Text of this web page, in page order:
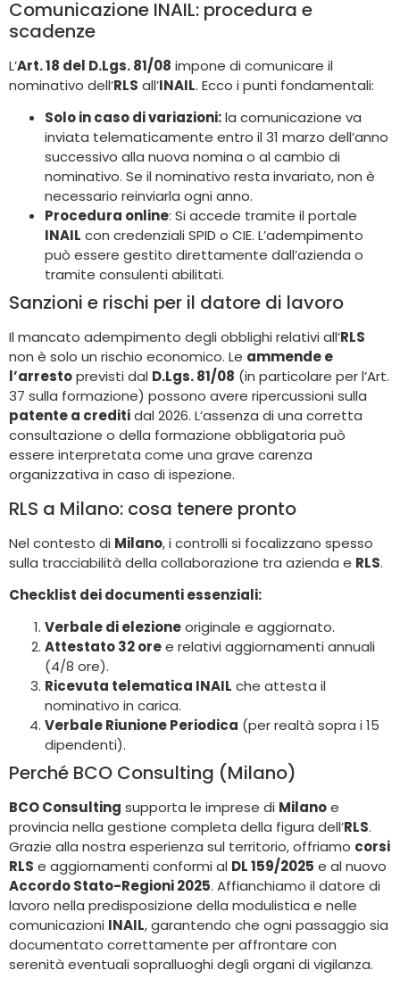
Comunicazione INAIL: procedura e
scadenze
L’Art. 18 del D.Lgs. 81/08 impone di comunicare il
nominativo dell’RLS all’INAIL. Ecco i punti fondamentali:
Solo in caso di variazioni:la comunicazione va
inviata telematicamente entro il 31 marzo dell’anno
successivo alla nuova nomina o al cambio di
nominativo. Se il nominativo resta invariato, non è
necessario reinviarla ogni anno.
Procedura online: Si accede tramite il portale
INAIL con credenziali SPID o CIE. L’adempimento
può essere gestito direttamente dall’azienda o
tramite consulenti abilitati.
Sanzioni e rischi per il datore di lavoro
Il mancato adempimento degli obblighi relativi all’RLS
non è solo un rischio economico. Le ammende e
l’arrestoprevisti dal D.Lgs. 81/08 (in particolare per l’Art.
37 sulla formazione) possono avere ripercussioni sulla
patente a creditidal 2026. L’assenza di una corretta
consultazione o della formazione obbligatoria può
essere interpretata come una grave carenza
organizzativa in caso di ispezione.
RLS a Milano: cosa tenere pronto
Nel contesto di Milano, i controlli si focalizzano spesso
sulla tracciabilità della collaborazione tra azienda e RLS.
Checklist dei documenti essenziali:
Verbale di elezioneoriginale e aggiornato.
Attestato 32 oree relativi aggiornamenti annuali
(4/8 ore).
Ricevuta telematica INAIL che attesta il
nominativo in carica.
Verbale Riunione Periodica (per realtà sopra i 15
dipendenti).
Perché BCO Consulting (Milano)
BCO Consulting supporta le imprese di Milanoe
provincia nella gestione completa della figura dell’RLS.
Grazie alla nostra esperienza sul territorio, offriamo corsi
RLS e aggiornamenti conformi al DL 159/2025 e al nuovo
Accordo Stato-Regioni 2025. Affianchiamo il datore di
lavoro nella predisposizione della modulistica e nelle
comunicazioni INAIL, garantendo che ogni passaggio sia
documentato correttamente per affrontare con
serenità eventuali sopralluoghi degli organi di vigilanza.